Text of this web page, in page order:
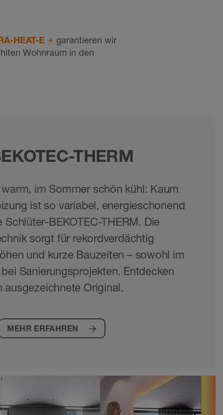
HEAT-E
garantieren wir
Wohnraum in den
THERM
im Sommer schön kühl: Kaum
ist so variabel, energieschonend
BEKOTEC-THERM. Die
sorgt für rekordverdächtig
und kurze Bauzeiten – sowohl im
Sanierungsprojekten. Entdecken
ausgezeichnete Original.
MEHR ERFAHREN